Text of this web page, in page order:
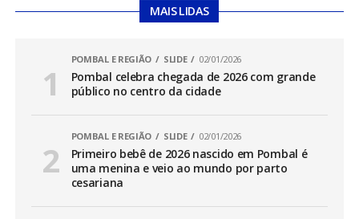
MAIS LIDAS
POMBAL E REGIÃO SLIDE 02/01/2026
Pombal celebra chegada de 2026 com grande
público no centro da cidade
POMBAL E REGIÃO SLIDE 02/01/2026
Primeiro bebê de 2026 nascido em Pombal é
uma menina e veio ao mundo por parto
cesariana